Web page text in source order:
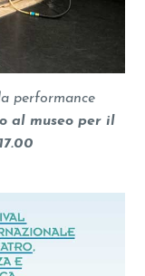
performance
al museo per il